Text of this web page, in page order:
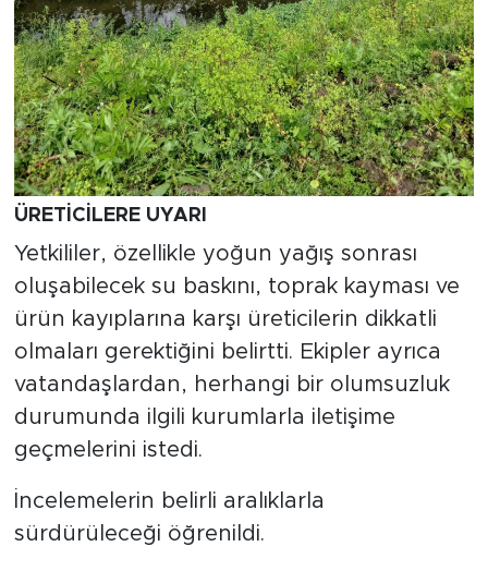
ÜRETİCİLERE UYARI
Yetkililer, özellikle yoğun yağış sonrası
oluşabilecek su baskını, toprak kayması ve
ürün kayıplarına karşı üreticilerin dikkatli
olmaları gerektiğini belirtti. Ekipler ayrıca
vatandaşlardan, herhangi bir olumsuzluk
durumunda ilgili kurumlarla iletişime
geçmelerini istedi.
İncelemelerin belirli aralıklarla
sürdürüleceği öğrenildi.